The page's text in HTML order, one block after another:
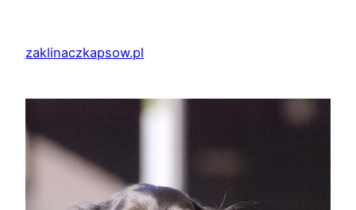
treścizaklinaczkapsow.pl